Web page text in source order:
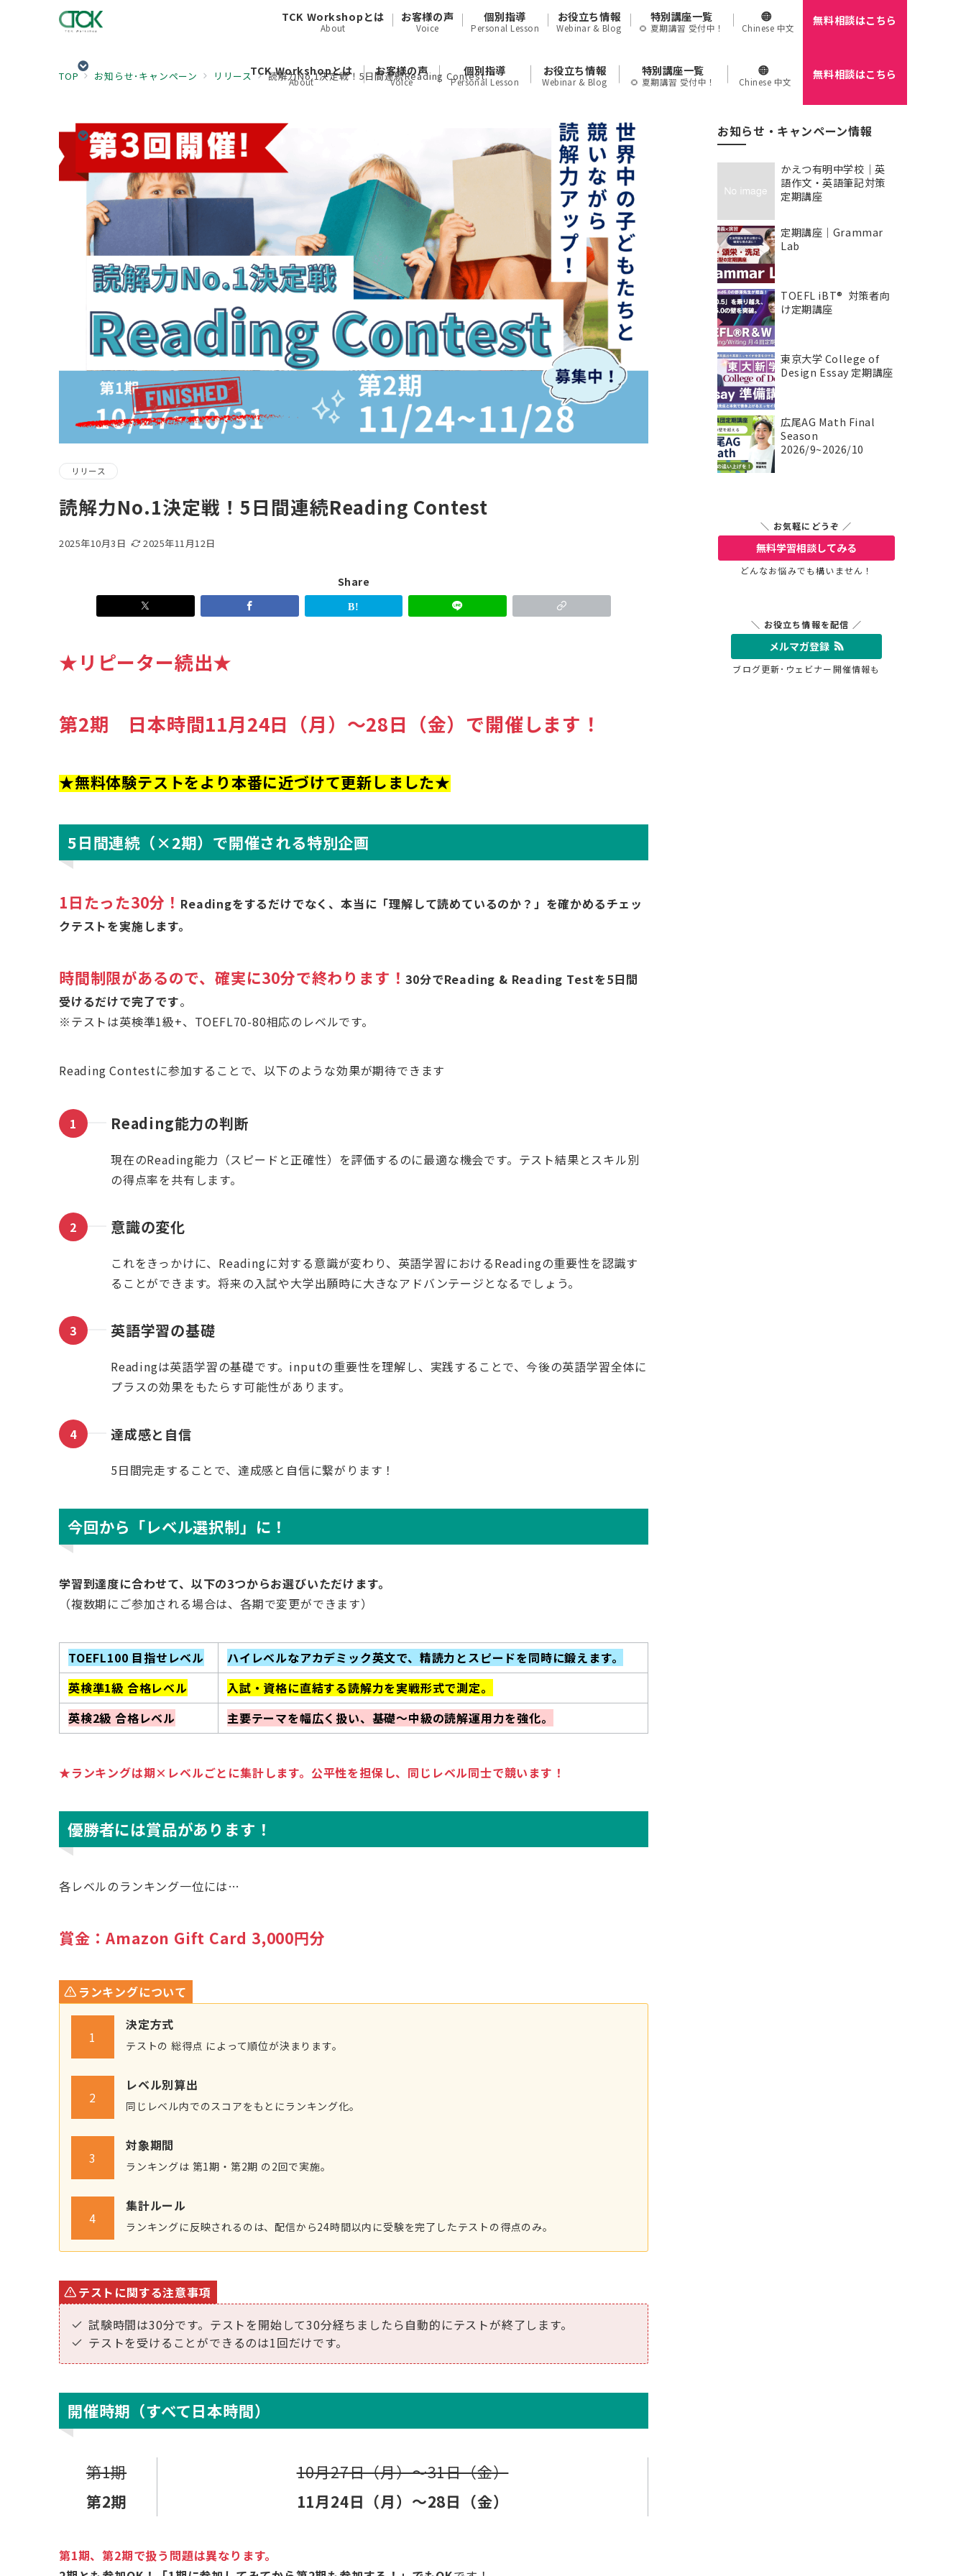
TCK Workshopとは
About
お客様の声
Voice
個別指導
Personal Lesson
お役立ち情報
Webinar & Blog
特別講座一覧
🌻 夏期講習 受付中！ Chinese 中文
無料相談はこちら
TCK Workshopとは
About
お客様の声
Voice
個別指導
Personal Lesson
お役立ち情報
Webinar & Blog
特別講座一覧
🌻 夏期講習 受付中！ Chinese 中文
無料相談はこちら
TOP お知らせ･キャンペーン リリース 読解力No.1決定戦！5日間連続Reading Contest
リリース
読解力No.1決定戦！5日間連続Reading Contest
2025年10月3日 2025年11月12日
Share
★リピーター続出★
第2期 日本時間11月24日（月）～28日（金）で開催します！
★無料体験テストをより本番に近づけて更新しました★
5日間連続（×2期）で開催される特別企画
1日たった30分！ Readingをするだけでなく、本当に「理解して読めているのか？」を確かめるチェッ
クテストを実施します。
時間制限があるので、確実に30分で終わります！30分でReading & Reading Testを5日間
受けるだけで完了です。
※テストは英検準1級+、TOEFL70-80相応のレベルです。
Reading Contestに参加することで、以下のような効果が期待できます
Reading能力の判断
現在のReading能力（スピードと正確性）を評価するのに最適な機会です。テスト結果とスキル別
の得点率を共有します。
意識の変化
これをきっかけに、Readingに対する意識が変わり、英語学習におけるReadingの重要性を認識す
ることができます。将来の入試や大学出願時に大きなアドバンテージとなるでしょう。
英語学習の基礎
Readingは英語学習の基礎です。inputの重要性を理解し、実践することで、今後の英語学習全体に
プラスの効果をもたらす可能性があります。
達成感と自信
5日間完走することで、達成感と自信に繋がります！
今回から「レベル選択制」に！
学習到達度に合わせて、以下の3つからお選びいただけます。
（複数期にご参加される場合は、各期で変更ができます）
TOEFL100 目指せレベル
ハイレベルなアカデミック英文で、精読力とスピードを同時に鍛えます。
英検準1級 合格レベル
入試・資格に直結する読解力を実戦形式で測定。
英検2級 合格レベル
主要テーマを幅広く扱い、基礎〜中級の読解運用力を強化。
★ランキングは期×レベルごとに集計します。公平性を担保し、同じレベル同士で競います！
優勝者には賞品があります ！
各レベルのランキング一位には…
賞金：Amazon Gift Card 3,000円分
ランキングについて
1
決定方式
テストの 総得点 によって順位が決まります。
2
レベル別算出
同じレベル内でのスコアをもとにランキング化。
3
対象期間
ランキングは 第1期・第2期 の2回で実施。
4
集計ルール
ランキングに反映されるのは、配信から24時間以内に受験を完了したテストの得点のみ。
テストに関する注意事項
試験時間は30分です。テストを開始して30分経ちましたら自動的にテストが終了します。
テストを受けることができるのは1回だけです。
開催時期（すべて日本時間）
第1期
10月27日（月）～31日（金）
第2期
11月24日（月）～28日（金）
第1期、第2期で扱う問題は異なります。
お知らせ・キャンペーン情報
かえつ有明中学校｜英
語作文・英語筆記対策
定期講座
定期講座｜Grammar
Lab
TOEFL iBT® 対策者向
け定期講座
東京大学 College of
Design Essay 定期講座
広尾AG Math Final
Season
2026/9~2026/10
＼ お気軽にどうぞ ／
無料学習相談してみる
どんなお悩みでも構いません！
＼ お役立ち情報を配信 ／
メルマガ登録
ブログ更新･ウェビナー開催情報も